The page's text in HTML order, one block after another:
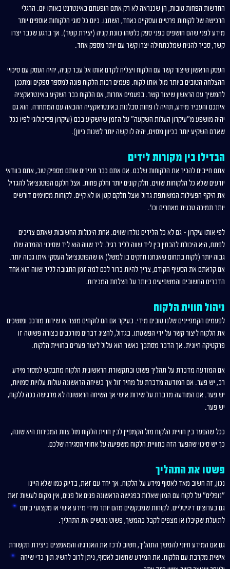
החדשות הפחות טובות, הן שכנראה לא רק אתם הופעתם באינטרנט באותו יום. הרגלי
הרכישה של לקוחות פרטיים ועסקיים כאחד, השתנו. כיום כל סוגי הלקוחות אוספים יותר
מידע לפני שהם חושפים בפני ספק כלשהו כוונת קניה (יצירת קשר). אך ברגע שכבר יצרו
קשר, סביר להניח שמלכתחילה יצרו קשר עם יותר מספק אחד.
העסק הראשון שיצור קשר עם הלקוח ויצליח לקדם אותו אל עבר קניה, יהיה העסק עם סיכויי
ההצלחה הטובים ביותר מול אותו לקוח. פעמים רבות הלקוח פונה למספר ספקים ומתכנן
להמשיך עם הראשון שיצור קשר. בפעמים אחרות, אם הלקוח כבר השקיע באינטראקציה
איתכם והעביר מידע, תהיה לו פחות סבלנות באינטראקציה ההבאה עם המתחרה. הוא גם
יהיה מושפע מ"עיקרון העלות השקעה" על הזמן שהשקיע בכם (עיקרון פסיכולוגי לפיו ככל
שאדם השקיע יותר בכיוון מסוים, יהיה לו קשה יותר לשנות כיוון).
הבדילו בין מקורות לידים
אתם חייבים להכיר את הלקוחות שלכם. אם אתם כבר מכירים אותם מספיק טוב, אתם בוודאי
יודעים שלא כל הלקוחות שווים. חלק קונים יותר וחלק פחות. אצל חלקם הפוטנציאל להגדיל
את היקף הפעילות המשותפת גדול ואצל חלקם קטן או לא קיים. לקוחות מסוימים דורשים
יותר תמיכה טכנית מאחרים וכו'.
לפי אותו עיקרון – גם לא כל הלידים נולדו שווים. אחת היכולות החשובות שאתם צריכים
לפתח, היא היכולת להבחין בין ליד שווה לליד רגיל. ליד שווה הוא ליד שסיכוי ההמרה שלו
גבוה יותר (לקוח בתחום שאנחנו חזקים בו למשל) או שהפוטנציאל העסקי איתו גבוה יותר.
אם קראתם את הסעיף הקודם, צריך להיות ברור לכם למה זמן התגובה לליד שווה הוא אחד
הדברים החשובים והמשפיעים ביותר על הצלחת המכירות.
ניהול חווית הלקוח
לפעמים הקמפיינים שלנו טובים מידי. בעיקר אם הם לוקחים מוצר או שירות מורכב ומושכים
את הלקוח ליצור קשר על ידי הפשטתו. בגדול, להציג דברים מורכבים בצורה פשוטה זו
פרקטיקה חיונית. אך הדבר מסתבך כאשר הוא עלול ליצור פערים בחוויית הלקוח.
אם המודעה מדברת על תהליך פשוט ובתקשורת הראשונית הלקוח מתבקש למסור מידע
רב, יש פער. אם המודעה מדברת על מחיר זול אך בשיחה הראשונה עולות עלויות סמויות,
יש פער. אם המודעה מדברת על שירות אישי אך השיחה הראשונה לא מרגישה ככה ללקוח,
יש פער.
ככל שהפער בין חוויית הלקוח מול הקמפיין לבין חווית הלקוח מול צוות המכירות היא שונה,
כך יש סיכוי שהפער הזה בחוויית הלקוח משפיעה על אחוזי הסגירה שלכם.
פשטו את התהליך
נכון, זה חשוב מאד לאסוף מידע על הלקוח. אך יחד עם זאת, בדיוק כמו שלא היינו
"נופלים" על לקוח עם המון שאלות בפגישה הראשונה פנים אל פנים, אין מקום לעשות זאת
גם בערוצים דיגיטליים. לקוחות שמבקשים מהם יותר מידי מידע אישי או מקצועי ביחס
לתועלת שקיבלו או מצפים לקבל בהמשך, פשוט נוטשים את התהליך.
גם אם המידע חיוני להמשך התהליך, חשוב לרכז את האנרגיה והמאמצים ביצירת תקשורת
אישית מקרבת עם הלקוח. את המידע שחשוב לאסוף, ניתן לרוב להשיג תוך כדי שיחה